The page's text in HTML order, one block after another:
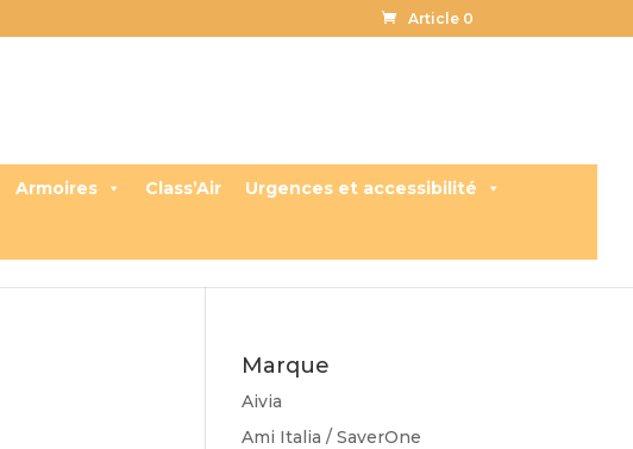
Article 0
Armoires Class’Air Urgences et accessibilité
Marque
Aivia
Ami Italia / SaverOne